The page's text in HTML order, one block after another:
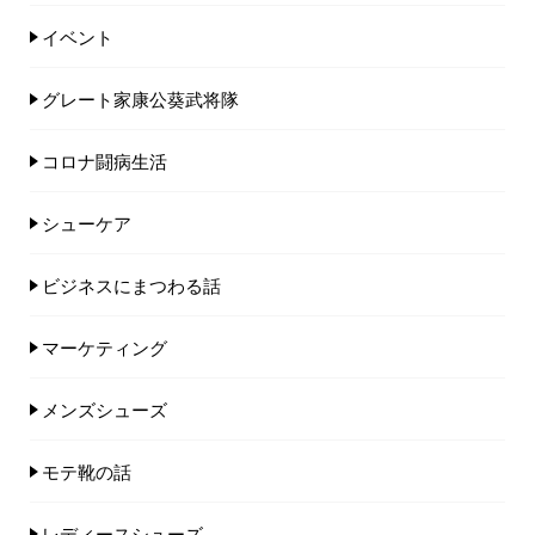
イベント
グレート家康公葵武将隊
コロナ闘病生活
シューケア
ビジネスにまつわる話
マーケティング
メンズシューズ
モテ靴の話